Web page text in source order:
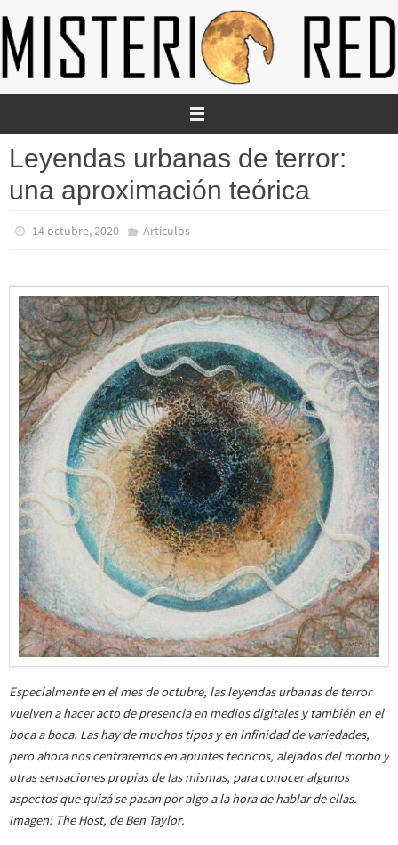
al
contenido
Leyendas urbanas de terror:
una aproximación teórica
14 octubre, 2020 Artículos
Especialmente en el mes de octubre, las leyendas urbanas de terror
vuelven a hacer acto de presencia en medios digitales y también en el
boca a boca. Las hay de muchos tipos y en infinidad de variedades,
pero ahora nos centraremos en apuntes teóricos, alejados del morbo y
otras sensaciones propias de las mismas, para conocer algunos
aspectos que quizá se pasan por algo a la hora de hablar de ellas.
Imagen: The Host, de Ben Taylor.